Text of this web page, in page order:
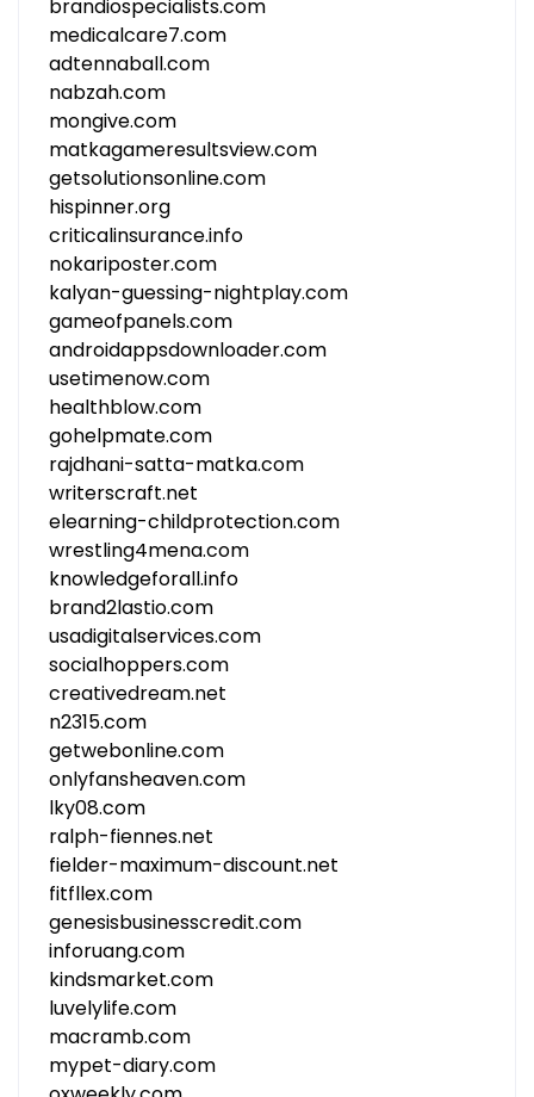
brandiospecialists.com
medicalcare7.com
adtennaball.com
nabzah.com
mongive.com
matkagameresultsview.com
getsolutionsonline.com
hispinner.org
criticalinsurance.info
nokariposter.com
kalyan-guessing-nightplay.com
gameofpanels.com
androidappsdownloader.com
usetimenow.com
healthblow.com
gohelpmate.com
rajdhani-satta-matka.com
writerscraft.net
elearning-childprotection.com
wrestling4mena.com
knowledgeforall.info
brand2lastio.com
usadigitalservices.com
socialhoppers.com
creativedream.net
n2315.com
getwebonline.com
onlyfansheaven.com
lky08.com
ralph-fiennes.net
fielder-maximum-discount.net
fitfllex.com
genesisbusinesscredit.com
inforuang.com
kindsmarket.com
luvelylife.com
macramb.com
mypet-diary.com